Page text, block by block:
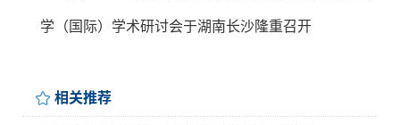
学（国际）学术研讨会于湖南长沙隆重召开
相关推荐